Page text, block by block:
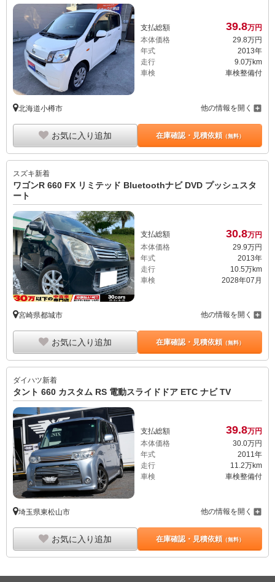
支払総額 39.8万円
本体価格
29.8万円
年式
2013年
走行
9.0万km
車検
車検整備付
北海道小樽市 他の情報を開く
お気に入り追加 在庫確認・見積依頼（無料）
スズキ新着
ワゴンR 660 FX リミテッド Bluetoothナビ DVD プッシュスタ
ート
支払総額 30.8万円
本体価格
29. 9万円
年式
2013年
走行
10.5万km
車検
2028年07月
宮崎県都城市 他の情報を開く
お気に入り追加 在庫確認・見積依頼（無料）
ダイハツ新着
タント 660 カスタム RS 電動スライドドア ETC ナビ TV
支払総額 39.8万円
本体価格
30.0万円
年式
2011年
走行
11.2万km
車検
車検整備付
埼玉県東松山市 他の情報を開く
お気に入り追加 在庫確認・見積依頼（無料）